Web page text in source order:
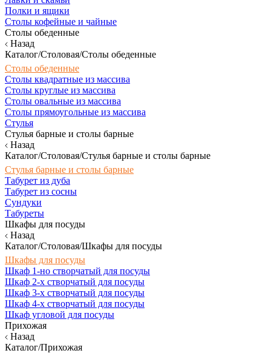
Полки и ящики
Столы кофейные и чайные
Столы обеденные
Назад
Каталог/Столовая/Столы обеденные
Столы обеденные
Столы квадратные из массива
Столы круглые из массива
Столы овальные из массива
Столы прямоугольные из массива
Стулья
Стулья барные и столы барные
Назад
Каталог/Столовая/Стулья барные и столы барные
Стулья барные и столы барные
Табурет из дуба
Табурет из сосны
Сундуки
Табуреты
Шкафы для посуды
Назад
Каталог/Столовая/Шкафы для посуды
Шкафы для посуды
Шкаф 1-но створчатый для посуды
Шкаф 2-х створчатый для посуды
Шкаф 3-х створчатый для посуды
Шкаф 4-х створчатый для посуды
Шкаф угловой для посуды
Прихожая
Назад
Каталог/Прихожая